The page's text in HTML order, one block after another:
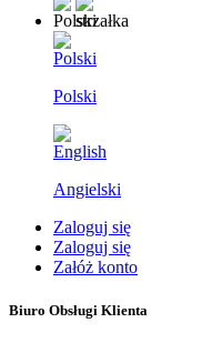
Polski
Angielski
Zaloguj się
Zaloguj się
Załóż konto
Biuro Obsługi Klienta